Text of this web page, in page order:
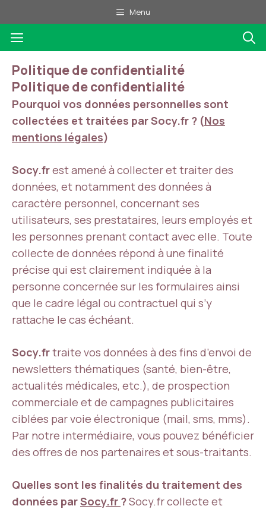
au
contenu
Menu
Menu
Politique de confidentialité
Politique de confidentialité
Pourquoi vos données personnelles sont
collectées et traitées par Socy.fr ? (Nos
mentions légales)
Socy.frest amené à collecter et traiter des
données, et notamment des données à
caractère personnel, concernant ses
utilisateurs, ses prestataires, leurs employés et
les personnes prenant contact avec elle. Toute
collecte de données répond à une finalité
précise qui est clairement indiquée à la
personne concernée sur les formulaires ainsi
que le cadre légal ou contractuel qui s’y
rattache le cas échéant.
Socy.frtraite vos données à des fins d’envoi de
newsletters thématiques (santé, bien-être,
actualités médicales, etc.), de prospection
commerciale et de campagnes publicitaires
ciblées par voie électronique (mail, sms, mms).
Par notre intermédiaire, vous pouvez bénéficier
des offres de nos partenaires et sous-traitants.
Quelles sont les finalités du traitement des
données parSocy.fr ?Socy.fr collecte et